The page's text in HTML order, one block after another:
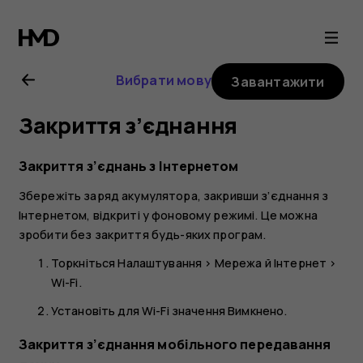
Посібник
користувача
Nokia
2.1
Вибрати мову Завантажити
Закриття з’єднання
Закриття з’єднань з Інтернетом
Збережіть заряд акумулятора, закривши з’єднання з
Інтернетом, відкриті у фоновому режимі. Це можна
зробити без закриття будь-яких програм.
ТоркнітьсяНалаштування > Мережа й Інтернет >
Wi-Fi .
Установіть дляWi-Fi значенняВимкнено.
Закриття з’єднання мобільного передавання